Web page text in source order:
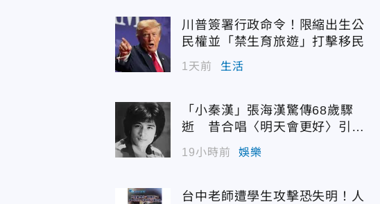
川普簽署行政命令！限縮出生公
民權並「禁生育旅遊」打擊移民
1天前 生活
「小秦漢」張海漢驚傳68歲驟
逝 昔合唱〈明天會更好〉引追
19小時前 娛樂
台中老師遭學生攻擊恐失明！人